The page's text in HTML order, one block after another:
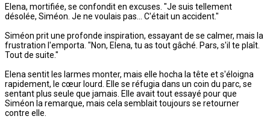
Elena, mortifiée, se confondit en excuses. "Je suis tellement
désolée, Siméon. Je ne voulais pas... C'était un accident."
Siméon prit une profonde inspiration, essayant de se calmer, mais la
frustration l'emporta. "Non, Elena, tu as tout gâché. Pars, s'il te plaît.
Tout de suite."
Elena sentit les larmes monter, mais elle hocha la tête et s'éloigna
rapidement, le cœur lourd. Elle se réfugia dans un coin du parc, se
sentant plus seule que jamais. Elle avait tout essayé pour que
Siméon la remarque, mais cela semblait toujours se retourner
contre elle.